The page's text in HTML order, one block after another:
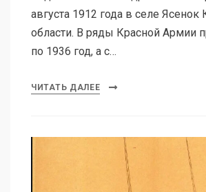
августа 1912 года в селе Ясенок
области. В ряды Красной Армии
по 1936 год, а с…
ЧИТАТЬ ДАЛЕЕ